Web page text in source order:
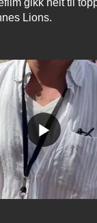
gikk helt til
Lions.